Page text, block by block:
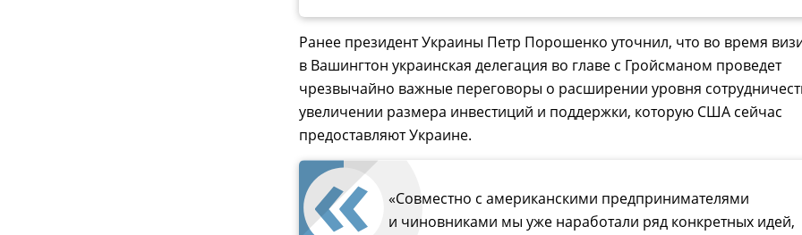
Ранее президент Украины Петр Порошенко уточнил, что во время
в Вашингтон украинская делегация во главе с Гройсманом проведет
чрезвычайно важные переговоры о расширении уровня
увеличении размера инвестиций и поддержки, которую США сейчас
предоставляют Украине.
«Совместно с американскими предпринимателями
и чиновниками мы уже наработали ряд конкретных идей,